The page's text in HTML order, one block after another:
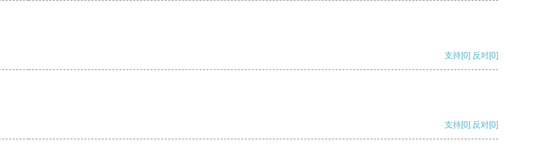
支持[0] 反对[0]
支持[0] 反对[0]